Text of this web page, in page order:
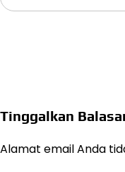
Tinggalkan
Alamat email Anda